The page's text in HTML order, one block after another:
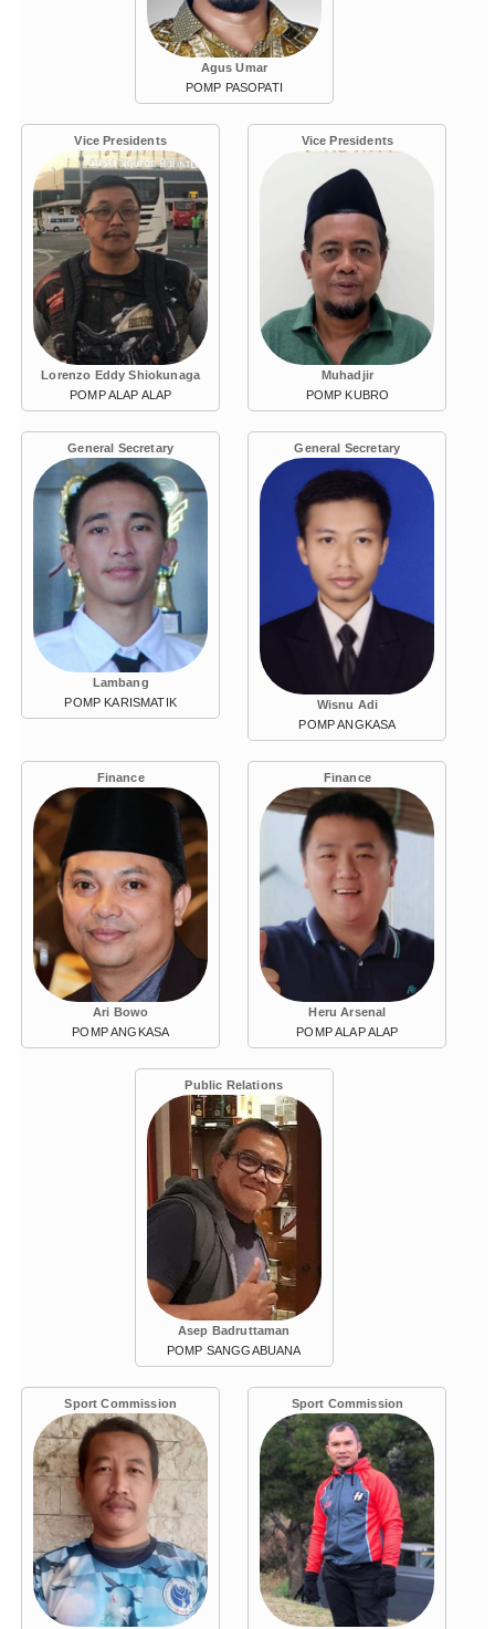
Agus Umar
POMP PASOPATI
Vice Presidents
Lorenzo Eddy Shiokunaga
POMP ALAP ALAP
Vice Presidents
Muhadjir
POMP KUBRO
General Secretary
Lambang
POMP KARISMATIK
General Secretary
Wisnu Adi
POMP ANGKASA
Finance
Ari Bowo
POMP ANGKASA
Finance
Heru Arsenal
POMP ALAP ALAP
Public Relations
Asep Badruttaman
POMP SANGGABUANA
Sport Commission Sport Commission